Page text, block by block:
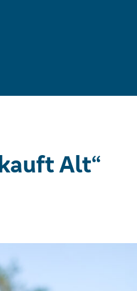
Alt“